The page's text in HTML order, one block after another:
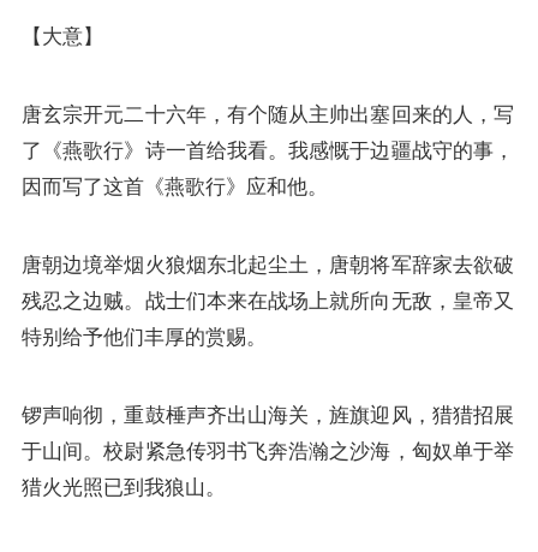
【大意】
唐玄宗开元二十六年，有个随从主帅出塞回来的人，写
了《燕歌行》诗一首给我看。我感慨于边疆战守的事，
因而写了这首《燕歌行》应和他。
唐朝边境举烟火狼烟东北起尘土，唐朝将军辞家去欲破
残忍之边贼。战士们本来在战场上就所向无敌，皇帝又
特别给予他们丰厚的赏赐。
锣声响彻，重鼓棰声齐出山海关，旌旗迎风，猎猎招展
于山间。校尉紧急传羽书飞奔浩瀚之沙海，匈奴单于举
猎火光照已到我狼山。